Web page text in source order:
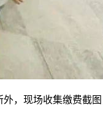
，现场收集缴费截